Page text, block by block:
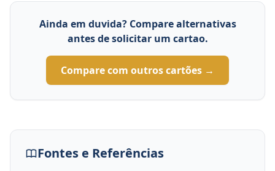
Ainda em duvida? Compare alternativas
antes de solicitar um cartao.
Compare com outros cartões →
Fontes e Referências